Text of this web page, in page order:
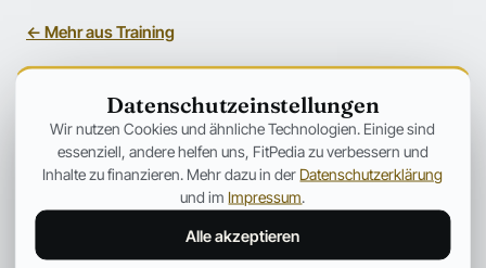
← Mehr aus Training
Datenschutzeinstellungen
Wir nutzen Cookies und ähnliche Technologien. Einige sind
essenziell, andere helfen uns, FitPedia zu verbessern und
Inhalte zu finanzieren. Mehr dazu in der Datenschutzerklärung
und im Impressum.
Alle akzeptieren